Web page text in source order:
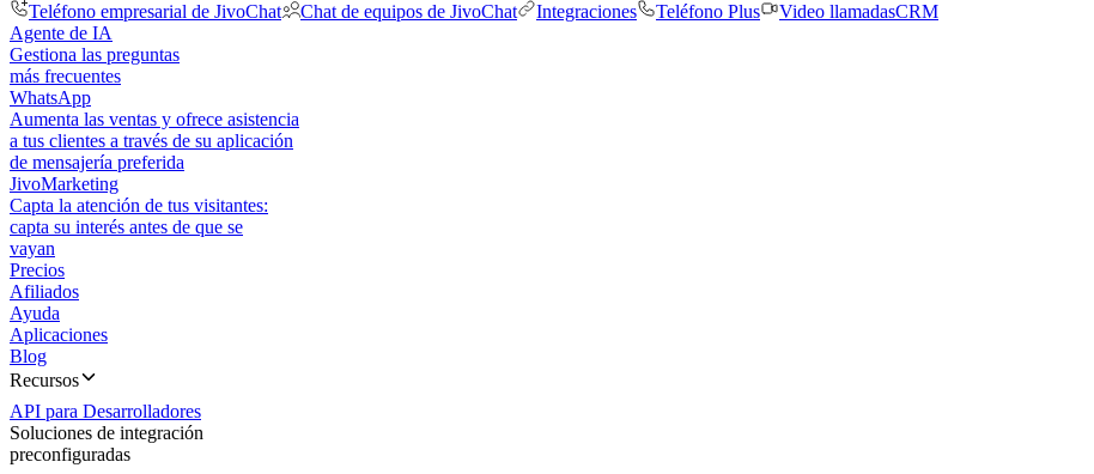
Teléfono empresarial de JivoChat
Chat de equipos de JivoChat Integraciones Teléfono Plus Video llamadasCRM
Agente de IA
Gestiona las preguntas
más frecuentes
WhatsApp
Aumenta las ventas y ofrece asistencia
a tus clientes a través de su aplicación
de mensajería preferida
JivoMarketing
Capta la atención de tus visitantes:
capta su interés antes de que se
vayan
Precios
Afiliados
Ayuda
Aplicaciones
Blog
Recursos
API para Desarrolladores
Soluciones de integración
preconfiguradas